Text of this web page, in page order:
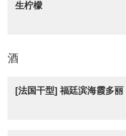
生柠檬
酒
[法国干型] 福廷滨海霞多丽